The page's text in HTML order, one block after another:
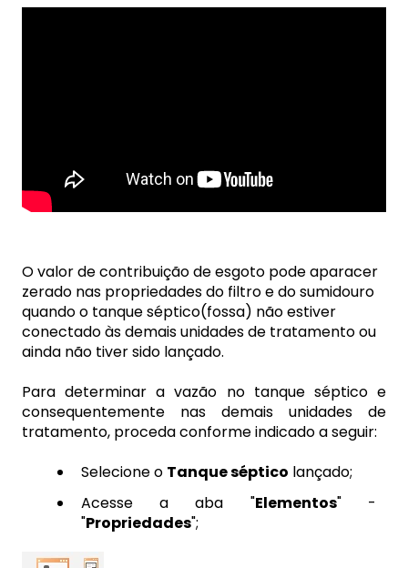
O valor de contribuição de esgoto pode aparacer
zerado nas propriedades do filtro e do sumidouro
quando o tanque séptico(fossa) não estiver
conectado às demais unidades de tratamento ou
ainda não tiver sido lançado.
Para determinar a vazão no tanque séptico e
consequentemente nas demais unidades de
tratamento, proceda conforme indicado a seguir:
Selecione o Tanque séptico lançado;
Acesse a aba "Elementos" -
"Propriedades";